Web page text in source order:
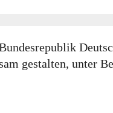
gestalten, unter